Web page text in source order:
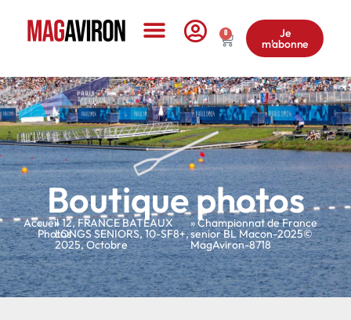
0 Je
m'abonne
Boutique photos
Accueil
»
Photos
»12,FRANCE BATEAUX
LONGS SENIORS,10-SF8+,
2025,Octobre
» Championnat de France
senior BL Macon-2025©
MagAviron-8718